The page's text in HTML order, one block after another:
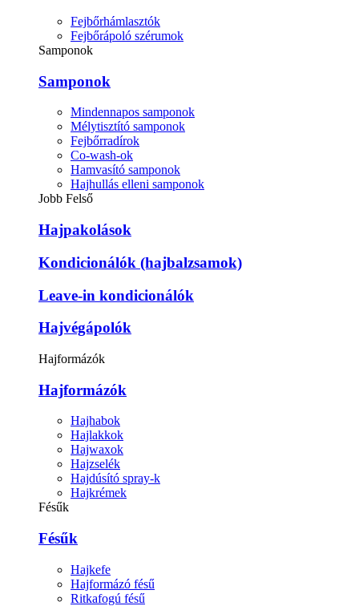
Fejbőrhámlasztók
Fejbőrápoló szérumok
Samponok
Samponok
Mindennapos samponok
Mélytisztító samponok
Fejbőrradírok
Co-wash-ok
Hamvasító samponok
Hajhullás elleni samponok
Jobb Felső
Hajpakolások
Kondicionálók (hajbalzsamok)
Leave-in kondicionálók
Hajvégápolók
Hajformázók
Hajformázók
Hajhabok
Hajlakkok
Hajwaxok
Hajzselék
Hajdúsító spray-k
Hajkrémek
Fésűk
Fésűk
Hajkefe
Hajformázó fésű
Ritkafogú fésű